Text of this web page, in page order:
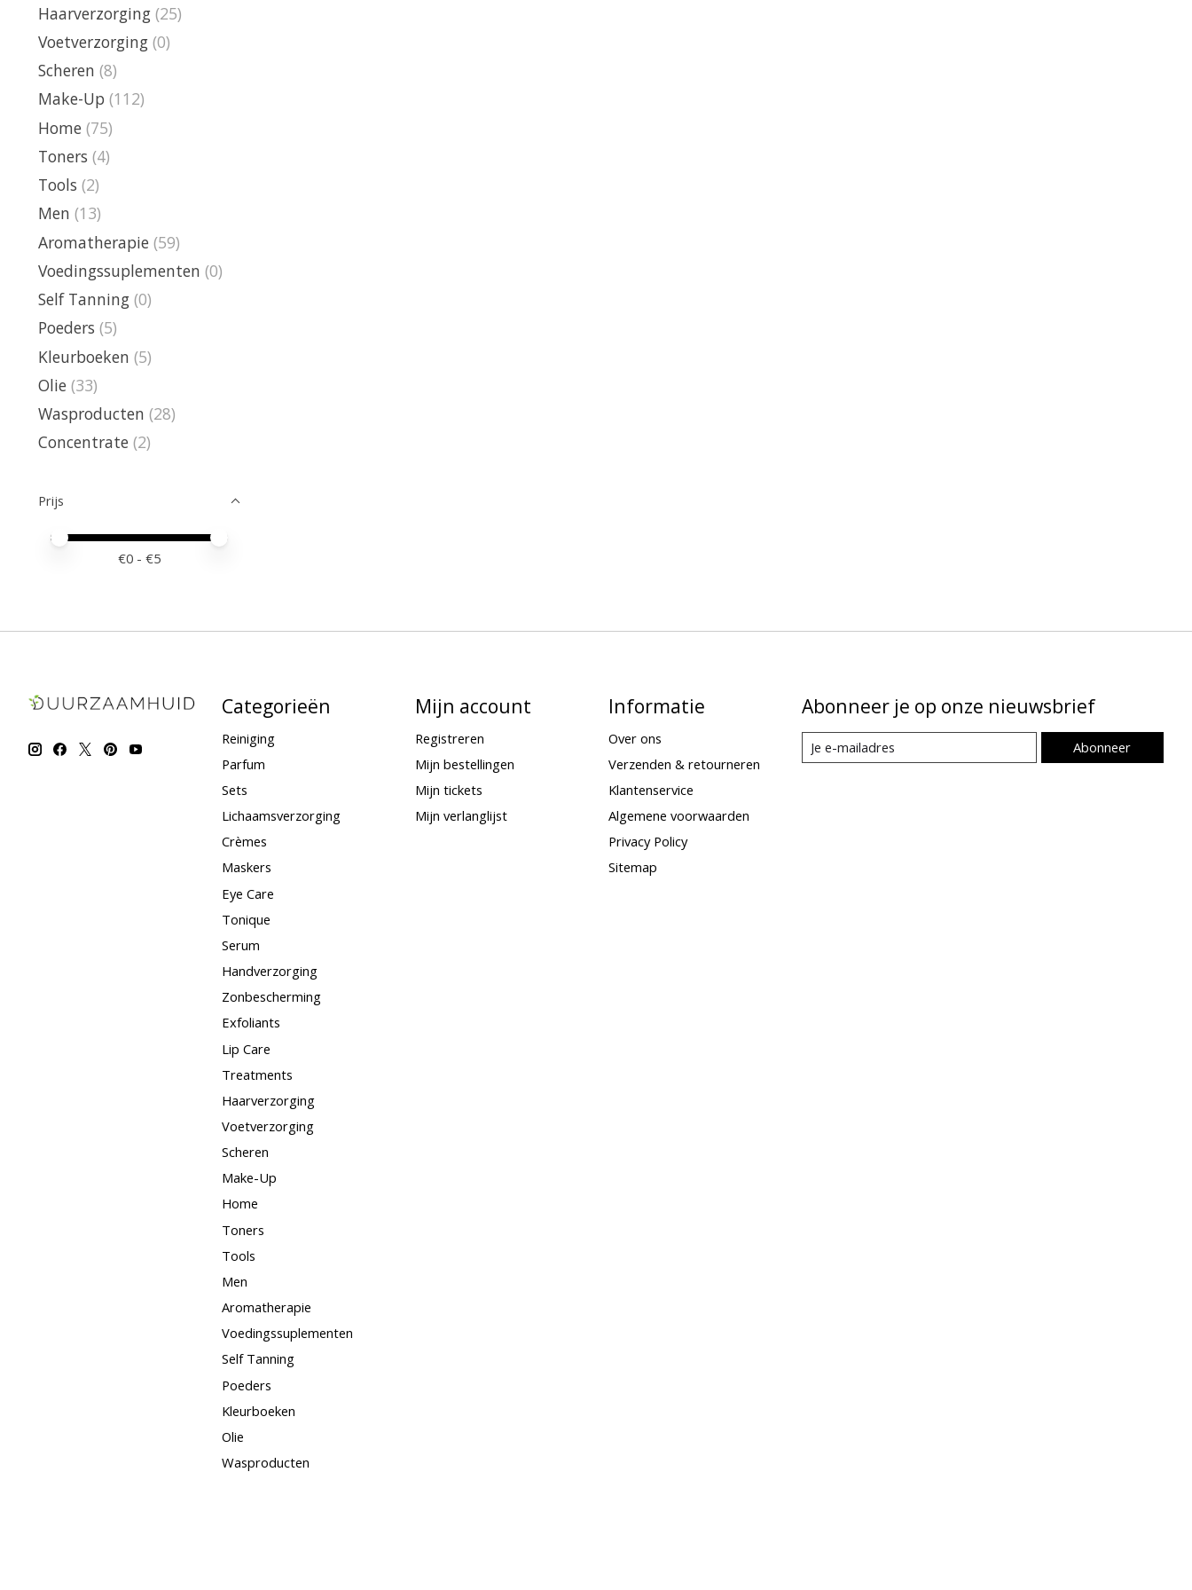
Haarverzorging (25)
Voetverzorging (0)
Scheren (8)
Make-Up (112)
Home (75)
Toners (4)
Tools (2)
Men (13)
Aromatherapie (59)
Voedingssuplementen (0)
Self Tanning (0)
Poeders (5)
Kleurboeken (5)
Olie (33)
Wasproducten (28)
Concentrate (2)
Prijs
Minimale prijswaarde
Price maximum value
€0 - €5
Categorieën
Reiniging
Parfum
Sets
Lichaamsverzorging
Crèmes
Maskers
Eye Care
Tonique
Serum
Handverzorging
Zonbescherming
Exfoliants
Lip Care
Treatments
Haarverzorging
Voetverzorging
Scheren
Make-Up
Home
Toners
Tools
Men
Aromatherapie
Voedingssuplementen
Self Tanning
Poeders
Kleurboeken
Olie
Wasproducten
Mijn account
Registreren
Mijn bestellingen
Mijn tickets
Mijn verlanglijst
Informatie
Over ons
Verzenden & retourneren
Klantenservice
Algemene voorwaarden
Privacy Policy
Sitemap
Abonneer je op onze nieuwsbrief
Abonneer